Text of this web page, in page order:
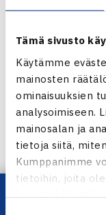
Tämä sivusto
Käytämme
mainosten
ominaisuuksien
analysoimiseen.
mainosalan ja
tietoja siitä,
Kumppanimme
tietoihin, joita
kun olet
mukana Pariisin
oli näytöslajina. (OH)
Jaa:
← Edellinen
Seuraava